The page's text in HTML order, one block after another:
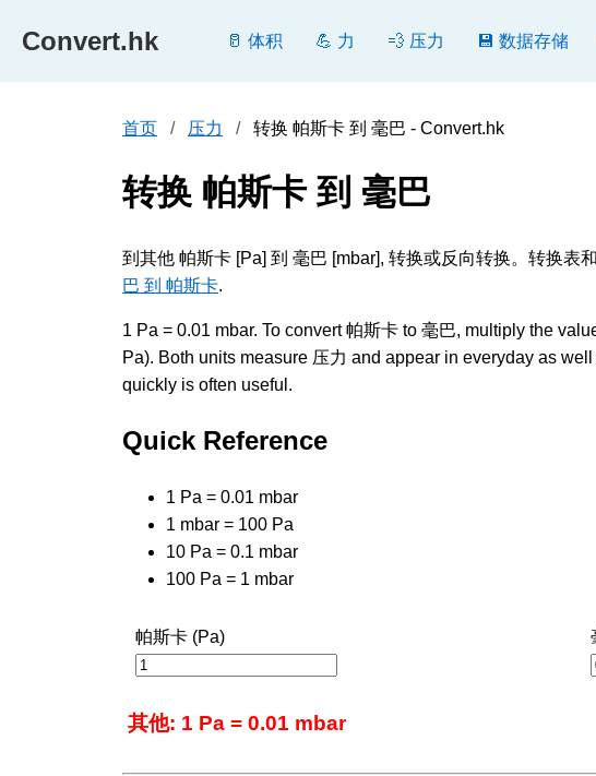
Convert.hk 🥛 体积 💪 力 💨 压力 💾 数据存储
首页 压力 转换 帕斯卡 到 毫巴 - Convert.hk
转换 帕斯卡 到 毫巴
到其他 帕斯卡 [Pa] 到 毫巴 [mbar], 转换或反向转换。转换表
巴 到 帕斯卡.
1 Pa = 0.01 mbar. To convert 帕斯卡 to 毫巴, multiply the
Pa). Both units measure 压力 and appear in everyday as
quickly is often useful.
Quick Reference
1 Pa = 0.01 mbar
1 mbar = 100 Pa
10 Pa = 0.1 mbar
100 Pa = 1 mbar
帕斯卡 (Pa)
其他: 1 Pa = 0.01 mbar